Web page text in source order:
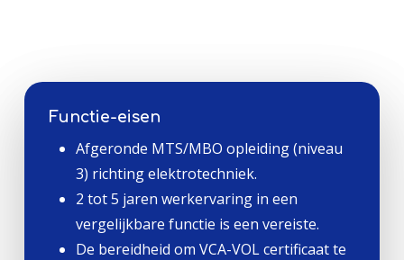
Functie-eisen
Afgeronde MTS/MBO opleiding (niveau
3) richting elektrotechniek.
2 tot 5 jaren werkervaring in een
vergelijkbare functie is een vereiste.
De bereidheid om VCA-VOL certificaat te